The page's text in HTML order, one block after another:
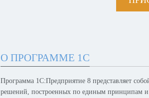
О ПРОГРАММЕ 1С
Программа 1С:Предприятие 8 представляет
решений, построенных по единым принципам